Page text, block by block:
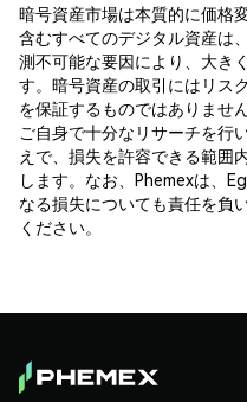
暗号資産市場は本質的に価格
含むすべてのデジタル資産は
測不可能な要因により、大き
す。暗号資産の取引にはリス
を保証するものではありませ
ご自身で十分なリサーチを行
えで、損失を許容できる範囲
します。なお、Phemexは、
なる損失についても責任を負
ください。